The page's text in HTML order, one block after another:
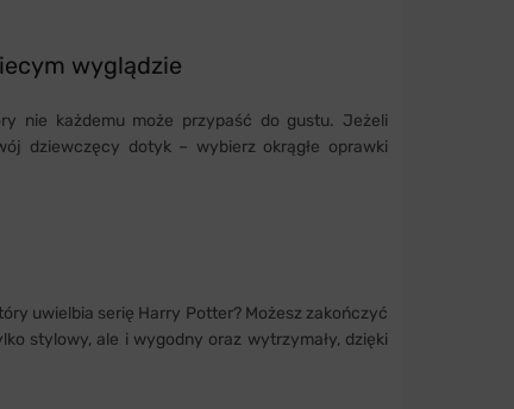
wyglądzie
nie każdemu może przypaść do gustu. Jeżeli
dziewczęcy dotyk – wybierz okrągłe oprawki
uwielbia serię Harry Potter? Możesz zakończyć
stylowy, ale i wygodny oraz wytrzymały, dzięki